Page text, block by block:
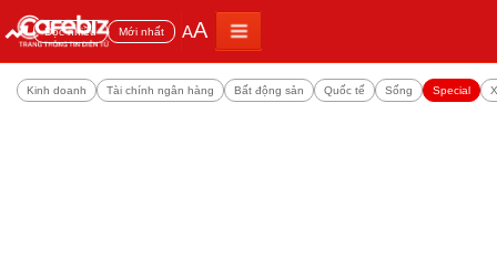
Đọc nhiều Mới nhất AA
Kinh doanh Tài chính ngân hàng Bất động sản Quốc tế Sống Special